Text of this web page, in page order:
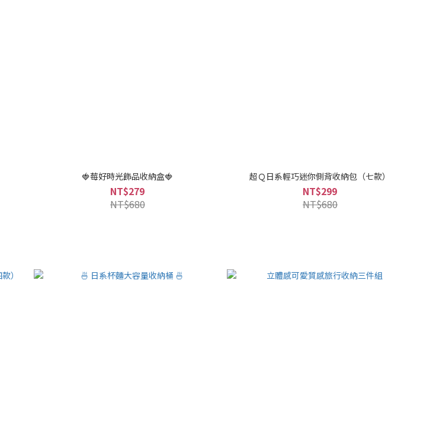
🍓莓好時光飾品收納盒🍓
NT$279
NT$680
超Ｑ日系輕巧迷你側背收納包（七款）
NT$299
NT$680